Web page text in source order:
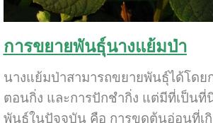
การขยายพันธุ์นางแย้มป่า
นางแย้มป่าสามารถขยายพันธุ์ได้โดย
ตอนกิ่ง และการปักชำกิ่ง แต่มีที่เป็นที่
พันธ์ในปัจจุบัน คือ การขุดต้นอ่อนที่เ